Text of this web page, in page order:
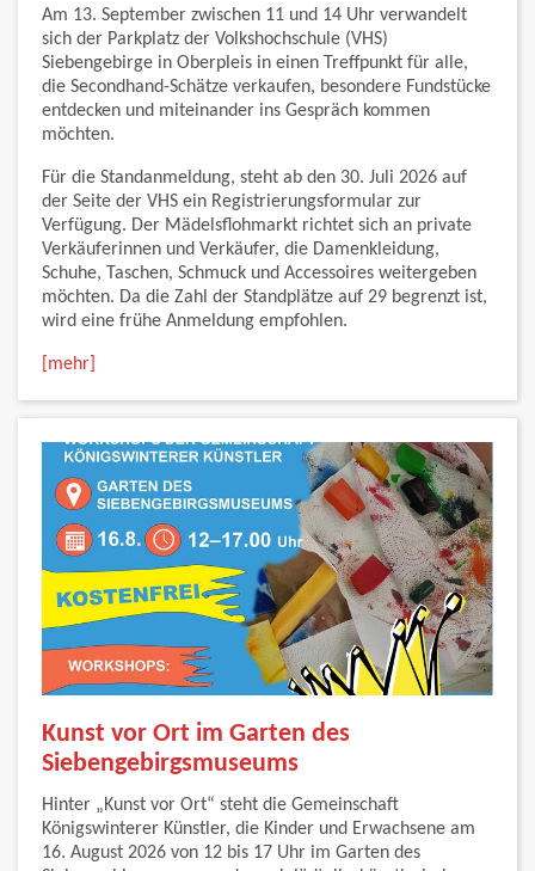
Am 13. September zwischen 11 und 14 Uhr verwandelt
sich der Parkplatz der Volkshochschule (VHS)
Siebengebirge in Oberpleis in einen Treffpunkt für alle,
die Secondhand-Schätze verkaufen, besondere Fundstücke
entdecken und miteinander ins Gespräch kommen
möchten.
Für die Standanmeldung, steht ab den 30. Juli 2026 auf
der Seite der VHS ein Registrierungsformular zur
Verfügung. Der Mädelsflohmarkt richtet sich an private
Verkäuferinnen und Verkäufer, die Damenkleidung,
Schuhe, Taschen, Schmuck und Accessoires weitergeben
möchten. Da die Zahl der Standplätze auf 29 begrenzt ist,
wird eine frühe Anmeldung empfohlen.
[mehr]
Kunst vor Ort im Garten des
Siebengebirgsmuseums
Hinter „Kunst vor Ort“ steht die Gemeinschaft
Königswinterer Künstler, die Kinder und Erwachsene am
16. August 2026 von 12 bis 17 Uhr im Garten des